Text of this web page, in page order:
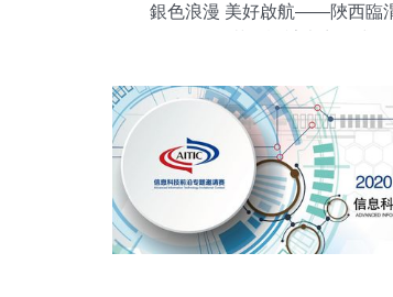
銀色浪漫 美好啟航——陜西臨